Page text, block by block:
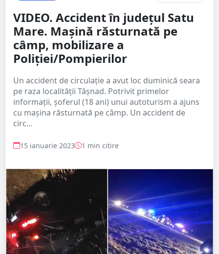
VIDEO. Accident în județul Satu
Mare. Mașină răsturnată pe
câmp, mobilizare a
Poliției/Pompierilor
Un accident de circulație a avut loc duminică seara
pe raza localității Tășnad. Potrivit primelor
informații, șoferul (18 ani) unui autoturism a ajuns
cu mașina răsturnată pe câmp. Un accident de
circ...
15 ianuarie 2023 1 min citire